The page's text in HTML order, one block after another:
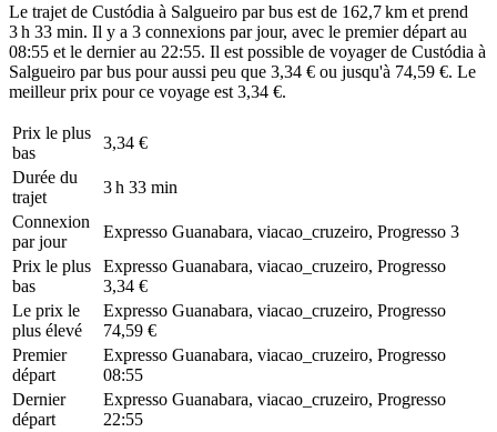
Le trajet de Custódia à Salgueiro par bus est de 162,7 km et prend
3 h 33 min. Il y a 3 connexions par jour, avec le premier départ au
08:55 et le dernier au 22:55. Il est possible de voyager de Custódia à
Salgueiro par bus pour aussi peu que 3,34 € ou jusqu'à 74,59 €. Le
meilleur prix pour ce voyage est 3,34 €.
Prix ​​le plus
bas
3,34 €
Durée du
trajet
3 h 33 min
Connexion
par jour
Expresso Guanabara, viacao_cruzeiro, Progresso 3
Prix ​​le plus
bas
Expresso Guanabara, viacao_cruzeiro, Progresso
3,34 €
Le prix le
plus élevé
Expresso Guanabara, viacao_cruzeiro, Progresso
74,59 €
Premier
départ
Expresso Guanabara, viacao_cruzeiro, Progresso
08:55
Dernier
départ
Expresso Guanabara, viacao_cruzeiro, Progresso
22:55